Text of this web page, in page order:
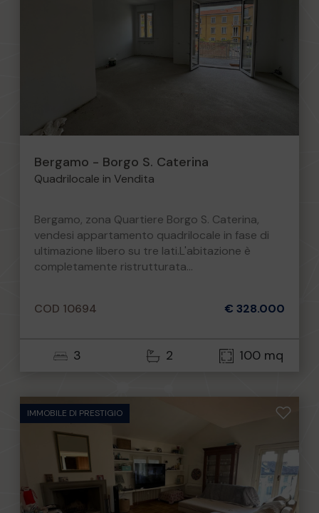
Bergamo - Borgo S. Caterina
Quadrilocale in Vendita
Bergamo, zona Quartiere Borgo S. Caterina,
vendesi appartamento quadrilocale in fase di
ultimazione libero su tre lati.L'abitazione è
completamente ristrutturata...
COD 10694 € 328.000
3 2 100 mq
IMMOBILE DI PRESTIGIO